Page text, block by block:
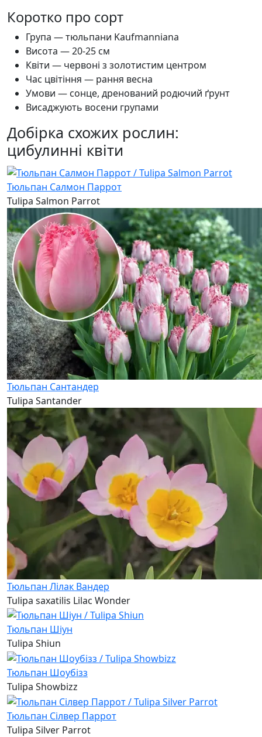
Коротко про сорт
Група — тюльпани Kaufmanniana
Висота — 20-25 см
Квіти — червоні з золотистим центром
Час цвітіння — рання весна
Умови — сонце, дренований родючий ґрунт
Висаджують восени групами
Добірка схожих рослин:
цибулинні квіти
Тюльпан Салмон Паррот
Tulipa Salmon Parrot
Тюльпан Сантандер
Tulipa Santander
Тюльпан Лілак Вандер
Tulipa saxatilis Lilac Wonder
Тюльпан Шіун
Tulipa Shiun
Тюльпан Шоубізз
Tulipa Showbizz
Тюльпан Сілвер Паррот
Tulipa Silver Parrot